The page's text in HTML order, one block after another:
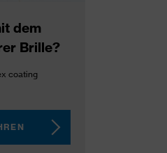
dem
Brille?
coating